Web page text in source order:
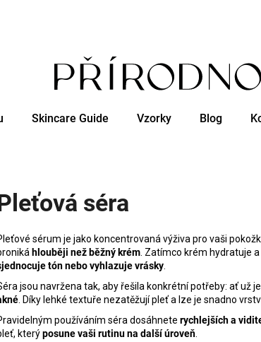
Skincare Guide Vzorky Blog
séra
sérum je jako koncentrovaná výživa pro vaši
hlouběji než běžný krém . Zatímco krém hydratuje
tón nebo vyhlazuje vrásky
jsou navržena tak, aby řešila konkrétní potřeby: ať už
. Díky lehké textuře nezatěžují pleť a lze je snadno
používáním séra dosáhnete rychlejších a
kterýposune vaši rutinu na další úroveň
Co potřebujete najít?
Doporučujeme
ACTIVE PLUMP AQUA